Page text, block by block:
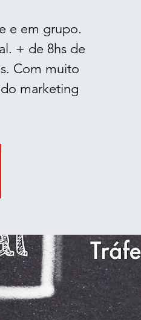
e em grupo.
+ de 8hs de
Com muito
marketing